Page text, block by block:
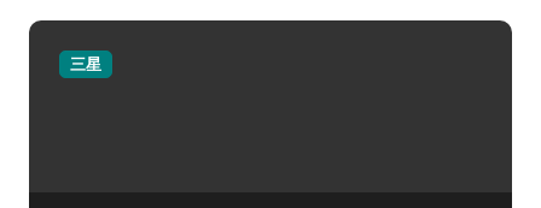
三星